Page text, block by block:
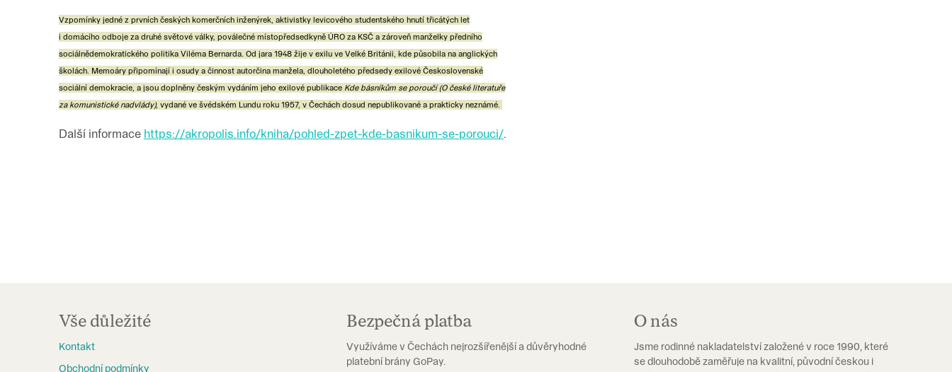
Vzpomínky jedné z prvních českých komerčních inženýrek, aktivistky levicového studentského hnutí třicátých let
i domácího odboje za druhé světové války, poválečné místopředsedkyně ÚRO za KSČ a zároveň manželky předního
sociálnědemokratického politika Viléma Bernarda. Od jara 1948 žije v exilu ve Velké Británii, kde působila na anglických
školách. Memoáry připomínají i osudy a činnost autorčina manžela, dlouholetého předsedy exilové Československé
sociální demokracie, a jsou doplněny českým vydáním jeho exilové publikace Kde básníkům se poroučí (O české literatuře
za komunistické nadvlády), vydané ve švédském Lundu roku 1957, v Čechách dosud nepublikované a prakticky neznámé.
Další informace https://akropolis.info/kniha/pohled-zpet-kde-basnikum-se-porouci/.
Vše důležité
Kontakt
Obchodní podmínky
Bezpečná platba
Využíváme v Čechách nejrozšířenější a důvěryhodné
platební brány GoPay.
O nás
Jsme rodinné nakladatelství založené v roce 1990, které
se dlouhodobě zaměřuje na kvalitní, původní českou i